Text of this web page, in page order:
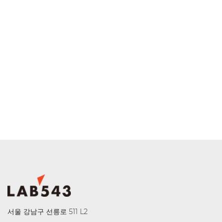
서울 강남구 선릉로 511 L2